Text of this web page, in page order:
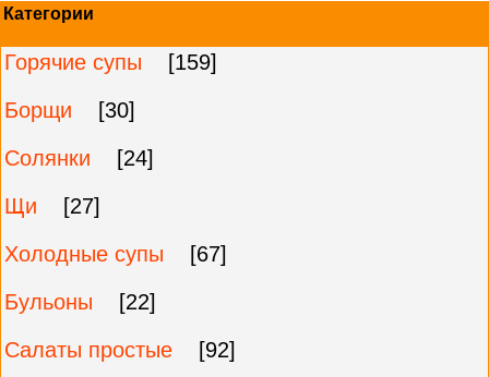
Категории
Горячие супы
[159]
Борщи
[30]
Солянки
[24]
Щи
[27]
Холодные супы
[67]
Бульоны
[22]
Салаты простые
[92]